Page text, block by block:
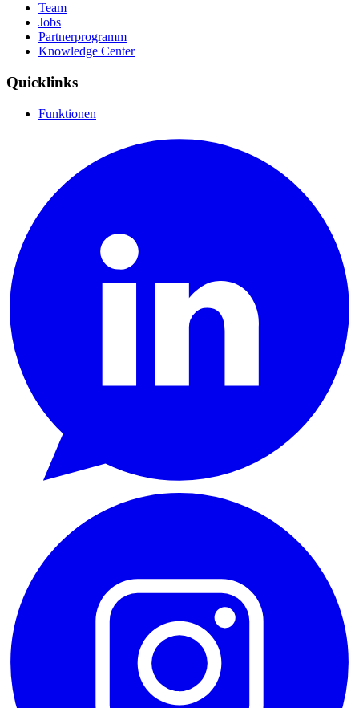
Team
Jobs
Partnerprogramm
Knowledge Center
Quicklinks
Funktionen